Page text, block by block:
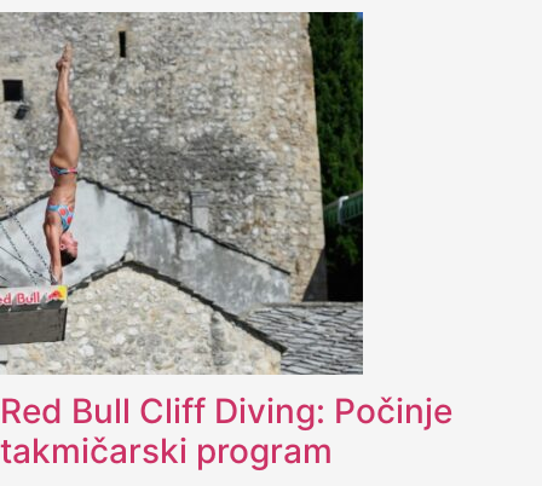
Red Bull Cliff Diving: Počinje
takmičarski program